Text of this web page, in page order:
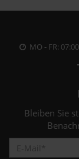
MO - FR:
Bleiben Sie